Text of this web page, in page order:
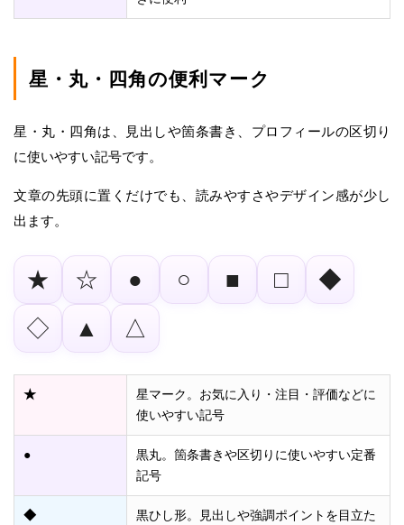
星・丸・四角の便利マーク
星・丸・四角は、見出しや箇条書き、プロフィールの区切り
に使いやすい記号です。
文章の先頭に置くだけでも、読みやすさやデザイン感が少し
出ます。
★ ☆ ● ○ ■ □
◆
◇
▲ △
★
星マーク。お気に入り・注目・評価などに
使いやすい記号
●
黒丸。箇条書きや区切りに使いやすい定番
記号
◆ 黒ひし形。見出しや強調ポイントを目立た